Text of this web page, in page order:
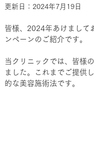
更新日： 2024年7月19日
皆様、2024年あけまして
ンペーンのご紹介です。
当クリニックでは、皆様
ました。これまでご提供
的な美容施術法です。